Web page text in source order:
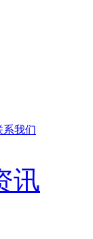
系我们
讯